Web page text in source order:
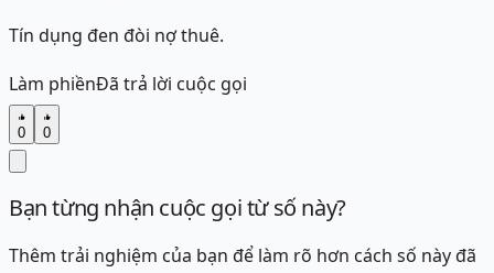
Tín dụng đen đòi nợ thuê.
Làm phiềnĐã trả lời cuộc gọi
0 0
Bạn từng nhận cuộc gọi từ số này?
Thêm trải nghiệm của bạn để làm rõ hơn cách số này đã